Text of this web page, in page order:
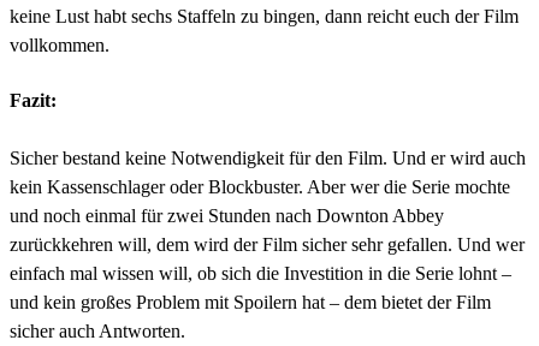
keine Lust habt sechs Staffeln zu bingen, dann reicht euch der Film
vollkommen.
Fazit:
Sicher bestand keine Notwendigkeit für den Film. Und er wird auch
kein Kassenschlager oder Blockbuster. Aber wer die Serie mochte
und noch einmal für zwei Stunden nach Downton Abbey
zurückkehren will, dem wird der Film sicher sehr gefallen. Und wer
einfach mal wissen will, ob sich die Investition in die Serie lohnt –
und kein großes Problem mit Spoilern hat – dem bietet der Film
sicher auch Antworten.